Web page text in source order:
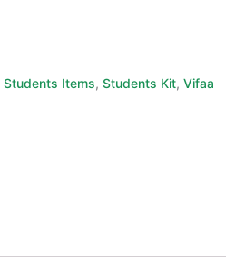
Students Items, Students Kit, Vifaa